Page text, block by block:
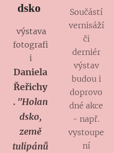
dsko
výstava
fotografi
i
Daniela
Řeřichy
. "Holan
dsko,
země
tulipánů
Součástí
vernisáží
či
derniér
výstav
budou i
doprovo
dné akce
- např.
vystoupe
ní